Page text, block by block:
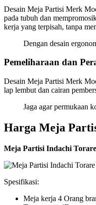
Desain Meja Partisi Merk
pada tubuh dan
kerja yang terpisah, tanpa
Dengan desain
Pemeliharaan dan
Desain Meja Partisi Merk
lap lembut dan cairan
Jaga agar permukaan
Harga Meja
Meja Partisi Indachi Torare
Spesifikasi:
Meja kerja 4 Orang